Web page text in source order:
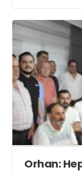
Orhan: